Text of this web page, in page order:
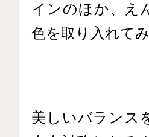
インのほか、え
色を取り入れて
美しいバランス